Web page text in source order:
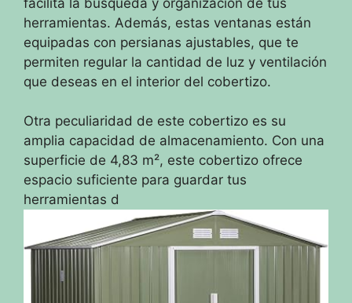
herramientas. Además, estas ventanas están
equipadas con persianas ajustables, que te
permiten regular la cantidad de luz y ventilación
que deseas en el interior del cobertizo.
Otra peculiaridad de este cobertizo es su
amplia capacidad de almacenamiento. Con una
superficie de 4,83 m², este cobertizo ofrece
espacio suficiente para guardar tus
herramientas d